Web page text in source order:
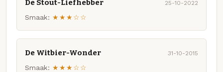
De Stout-Liefhebber 25-10-2022
Smaak: ★★★☆☆
De Witbier-Wonder 31-10-2015
Smaak: ★★★☆☆